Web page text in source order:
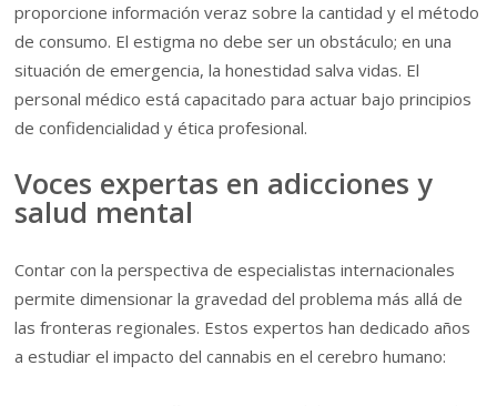
proporcione información veraz sobre la cantidad y el método
de consumo. El estigma no debe ser un obstáculo; en una
situación de emergencia, la honestidad salva vidas. El
personal médico está capacitado para actuar bajo principios
de confidencialidad y ética profesional.
Voces expertas en adicciones y
salud mental
Contar con la perspectiva de especialistas internacionales
permite dimensionar la gravedad del problema más allá de
las fronteras regionales. Estos expertos han dedicado años
a estudiar el impacto del cannabis en el cerebro humano: